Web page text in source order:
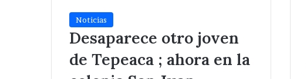
Noticias
Desaparece otro joven
de Tepeaca ; ahora en la